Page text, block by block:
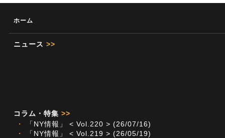
ホーム
ニュース >>
コラム・特集 >>
・
「NY情報」 < Vol.220 > (26/07/16)
・
「NY情報」 < Vol.219 > (26/05/19)